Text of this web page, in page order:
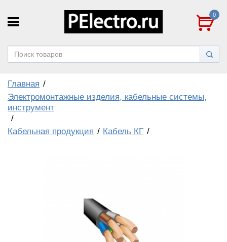
0
Главная
Электромонтажные изделия, кабельные системы,
инструмент
Кабельная продукция Кабель КГ